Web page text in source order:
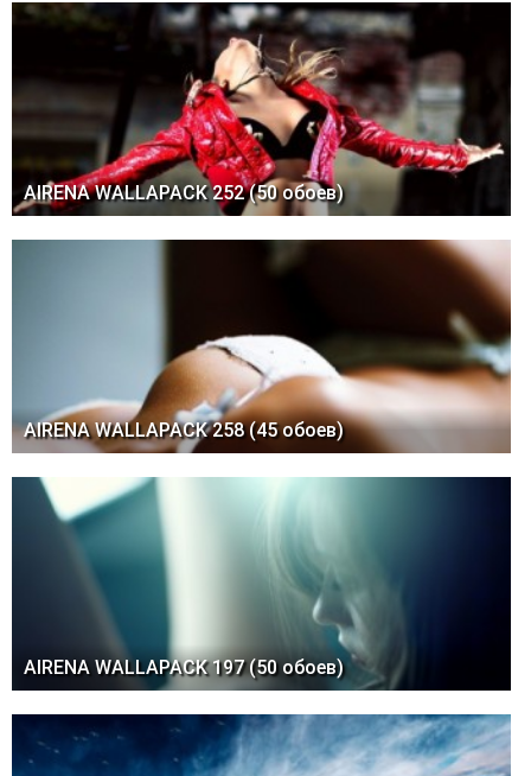
AIRENA WALLAPACK 252 (50 обоев)
AIRENA WALLAPACK 258 (45 обоев)
AIRENA WALLAPACK 197 (50 обоев)